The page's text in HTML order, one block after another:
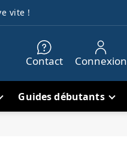
vite !
Contact Connexion
Guides débutants